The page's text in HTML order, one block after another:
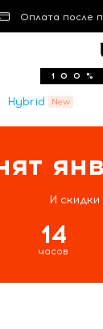
Оплата после
100%
Hybrid
И скидки
14
часов